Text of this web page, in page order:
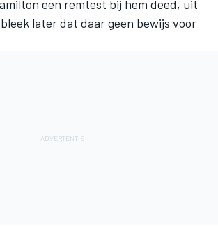
een remtest bij hem deed, uit
later dat daar geen bewijs voor